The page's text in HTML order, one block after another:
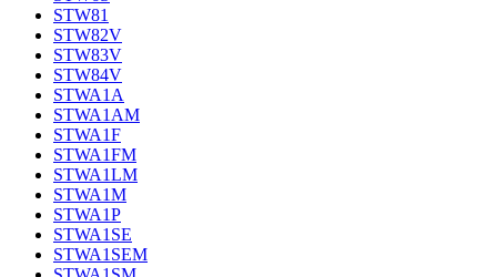
STW81
STW82V
STW83V
STW84V
STWA1A
STWA1AM
STWA1F
STWA1FM
STWA1LM
STWA1M
STWA1P
STWA1SE
STWA1SEM